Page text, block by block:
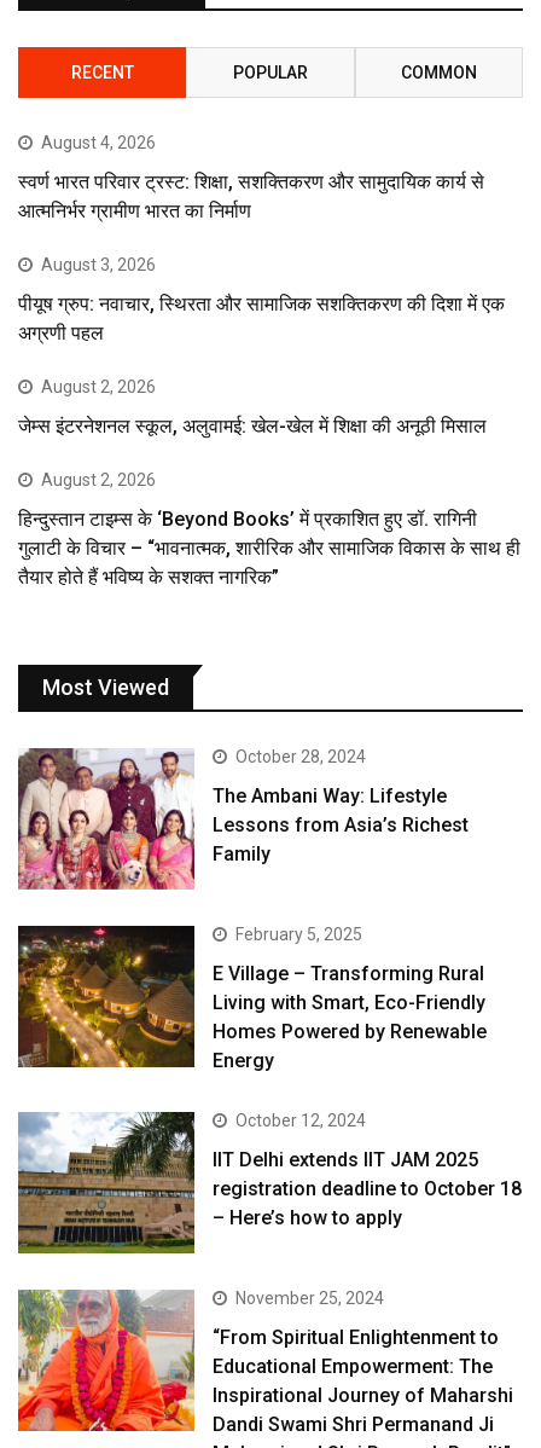
RECENT POPULAR COMMON
August 4, 2026
स्वर्ण भारत परिवार ट्रस्ट: शिक्षा, सशक्तिकरण और सामुदायिक कार्य से
आत्मनिर्भर ग्रामीण भारत का निर्माण
August 3, 2026
पीयूष ग्रुप: नवाचार, स्थिरता और सामाजिक सशक्तिकरण की दिशा में एक
अग्रणी पहल
August 2, 2026
जेम्स इंटरनेशनल स्कूल, अलुवामई: खेल-खेल में शिक्षा की अनूठी मिसाल
August 2, 2026
हिन्दुस्तान टाइम्स के ‘Beyond Books’ में प्रकाशित हुए डॉ. रागिनी
गुलाटी के विचार – “भावनात्मक, शारीरिक और सामाजिक विकास के साथ ही
तैयार होते हैं भविष्य के सशक्त नागरिक”
Most Viewed
October 28, 2024
The Ambani Way: Lifestyle
Lessons from Asia’s Richest
Family
February 5, 2025
E Village – Transforming Rural
Living with Smart, Eco-Friendly
Homes Powered by Renewable
Energy
October 12, 2024
IIT Delhi extends IIT JAM 2025
registration deadline to October 18
– Here’s how to apply
November 25, 2024
“From Spiritual Enlightenment to
Educational Empowerment: The
Inspirational Journey of Maharshi
Dandi Swami Shri Permanand Ji